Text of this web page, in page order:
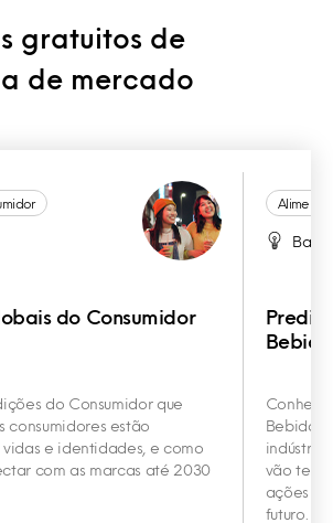
gratuitos de
de mercado
do Consumidor
do Consumidor que
consumidores estão
vidas e identidades, e como
com as marcas até 2030
Bebidas
indústria
vão te
ações
futuro.